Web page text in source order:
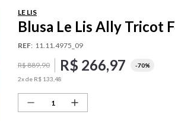
LE LIS
Blusa Le Lis Ally Tricot
REF: 11.11.4975_09
R$889,90 R$ 266,97 -70%
2x de R$ 133 48